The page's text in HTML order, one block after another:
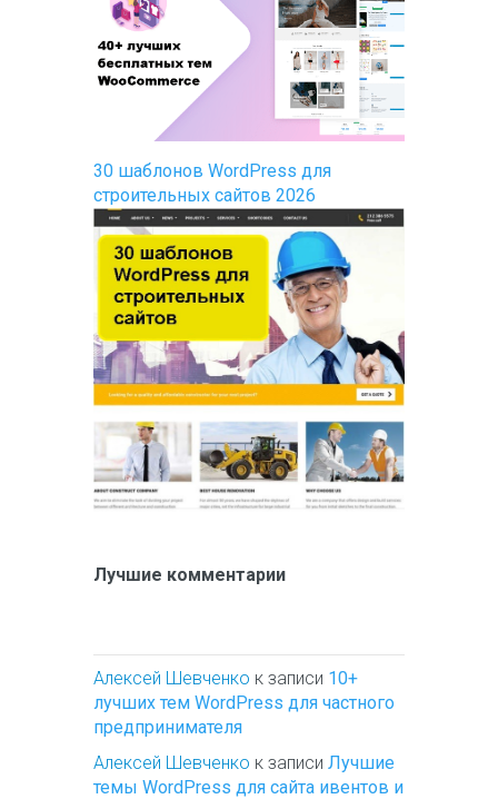
30 шаблонов WordPress для
строительных сайтов 2026
Лучшие комментарии
Алексей Шевченко к записи 10+
лучших тем WordPress для частного
предпринимателя
Алексей Шевченко к записи Лучшие
темы WordPress для сайта ивентов и